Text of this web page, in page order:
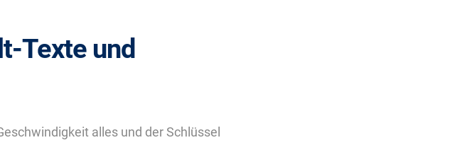
Texte und
alles und der Schlüssel